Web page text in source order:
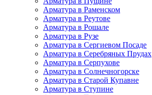
Арматура в Раменском
Арматура в Реутове
Арматура в Рошале
Арматура в Рузе
Арматура в Сергиевом Посаде
Арматура в Серебряных Прудах
Арматура в Серпухове
Арматура в Солнечногорске
Арматура в Старой Купавне
Арматура в Ступине